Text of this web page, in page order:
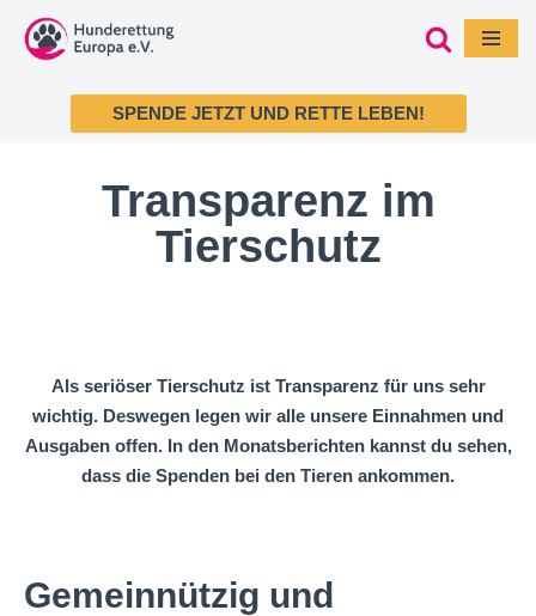
Zum
SPENDE JETZT UND RETTE LEBEN!
Transparenz im
Tierschutz
Als seriöser Tierschutz ist Transparenz für uns sehr
wichtig. Deswegen legen wir alle unsere Einnahmen und
Ausgaben offen. In den Monatsberichten kannst du sehen,
dass die Spenden bei den Tieren ankommen.
Gemeinnützig und